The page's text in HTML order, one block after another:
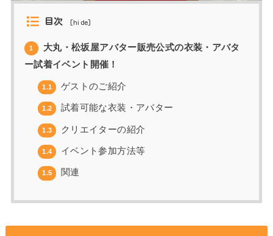
目次 hide
1
大丸・松坂屋アバター販売公式の衣装・アバタ
ー試着イベント開催！
1.1 ゲストのご紹介
1.2 試着可能な衣装・アバター
1.3 クリエイターの紹介
1.4 イベント参加方法等
1.5 関連